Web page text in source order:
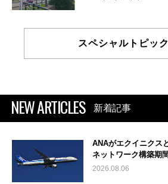
スペシャルトピッ
NEW ARTICLES 新着記事
ANAがエクイニクス
ネットワーク構築期
2026.08.06